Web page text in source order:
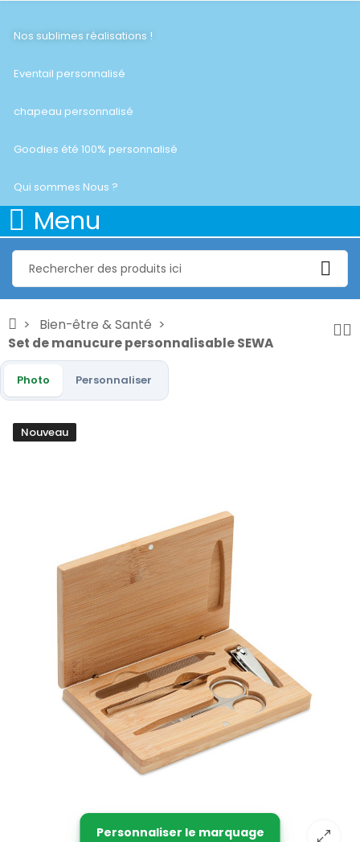
Nos sublimes réalisations !
Eventail personnalisé
chapeau personnalisé
Goodies été 100% personnalisé
Qui sommes Nous ?
Menu
Bien-être & Santé
Set de manucure personnalisable SEWA
Photo Personnaliser
Nouveau
Personnaliser le marquage